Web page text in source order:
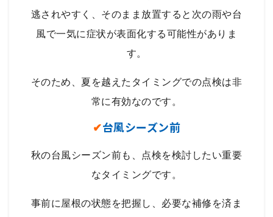
逃されやすく、そのまま放置すると次の雨や台
風で一気に症状が表面化する可能性がありま
す。
そのため、夏を越えたタイミングでの点検は非
常に有効なのです。
✔台風シーズン前
秋の台風シーズン前も、点検を検討したい重要
なタイミングです。
事前に屋根の状態を把握し、必要な補修を済ま